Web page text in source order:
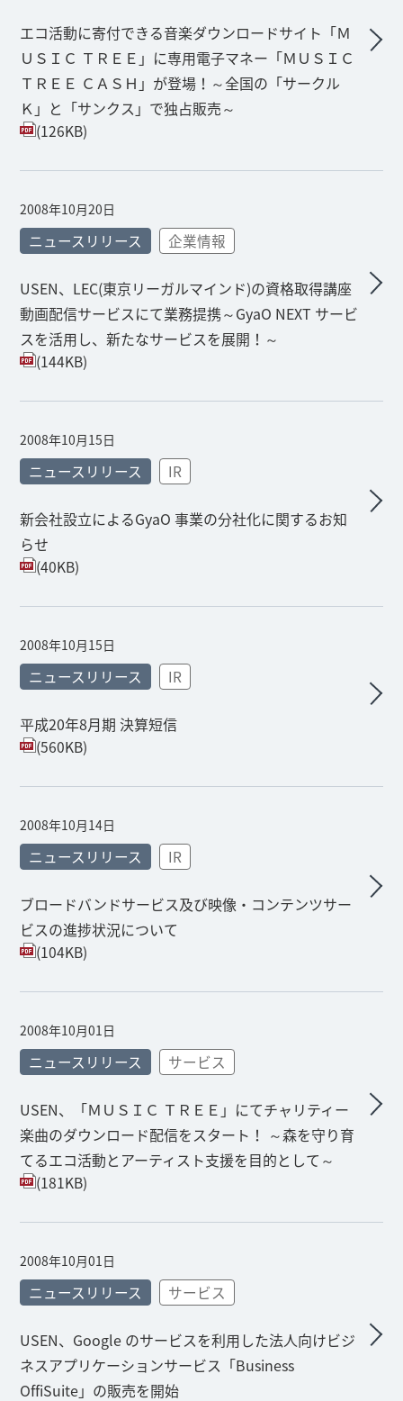
エコ活動に寄付できる音楽ダウンロードサイト「Ｍ
ＵＳＩＣ ＴＲＥＥ」に専用電子マネー「ＭＵＳＩＣ
ＴＲＥＥ ＣＡＳＨ」が登場！～全国の「サークル
Ｋ」と「サンクス」で独占販売～
(126KB)
2008年10月20日
ニュースリリース 企業情報
USEN、LEC(東京リーガルマインド)の資格取得講座
動画配信サービスにて業務提携～GyaO NEXT サービ
スを活用し、新たなサービスを展開！～
(144KB)
2008年10月15日
ニュースリリース IR
新会社設立によるGyaO 事業の分社化に関するお知
らせ
(40KB)
2008年10月15日
ニュースリリース IR
平成20年8月期 決算短信
(560KB)
2008年10月14日
ニュースリリース IR
ブロードバンドサービス及び映像・コンテンツサー
ビスの進捗状況について
(104KB)
2008年10月01日
ニュースリリース サービス
USEN、「ＭＵＳＩＣ ＴＲＥＥ」にてチャリティー
楽曲のダウンロード配信をスタート！ ～森を守り育
てるエコ活動とアーティスト支援を目的として～
(181KB)
2008年10月01日
ニュースリリース サービス
USEN、Google のサービスを利用した法人向けビジ
ネスアプリケーションサービス「Business
OffiSuite」の販売を開始